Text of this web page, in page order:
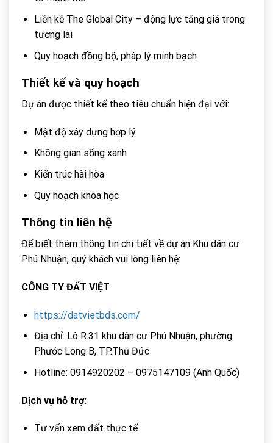
Liền kề The Global City – động lực tăng giá trong
tương lai
Quy hoạch đồng bộ, pháp lý minh bạch
Thiết kế và quy hoạch
Dự án được thiết kế theo tiêu chuẩn hiện đại với:
Mật độ xây dựng hợp lý
Không gian sống xanh
Kiến trúc hài hòa
Quy hoạch khoa học
Thông tin liên hệ
Để biết thêm thông tin chi tiết về dự án Khu dân cư
Phú Nhuận, quý khách vui lòng liên hệ:
CÔNG TY ĐẤT VIỆT
https://datvietbds.com/
Địa chỉ: Lô R.31 khu dân cư Phú Nhuận, phường
Phước Long B, TP.Thủ Đức
Hotline: 0914920202 – 0975147109 (Anh Quốc)
Dịch vụ hỗ trợ:
Tư vấn xem đất thực tế